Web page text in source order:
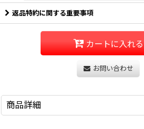
返品特約に関する重要事項
カートに入れる
お問い合わせ
商品詳細